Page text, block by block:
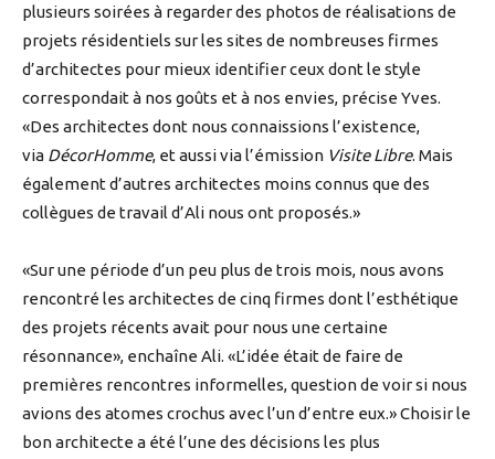
plusieurs soirées à regarder des photos de réalisations de
projets résidentiels sur les sites de nombreuses firmes
d’architectes pour mieux identifier ceux dont le style
correspondait à nos goûts et à nos envies, précise Yves.
«Des architectes dont nous connaissions l’existence,
via DécorHomme, et aussi via l’émission Visite Libre. Mais
également d’autres architectes moins connus que des
collègues de travail d’Ali nous ont proposés.»
«Sur une période d’un peu plus de trois mois, nous avons
rencontré les architectes de cinq firmes dont l’esthétique
des projets récents avait pour nous une certaine
résonnance», enchaîne Ali. «L’idée était de faire de
premières rencontres informelles, question de voir si nous
avions des atomes crochus avec l’un d’entre eux.» Choisir le
bon architecte a été l’une des décisions les plus